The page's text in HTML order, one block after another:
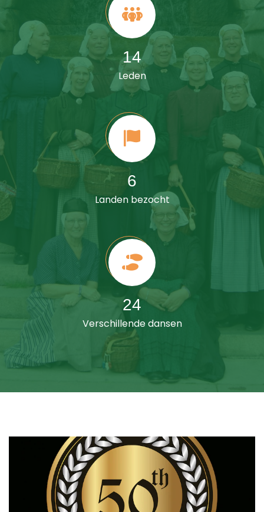
18
Leden
8
Landen bezocht
32
Verschillende dansen